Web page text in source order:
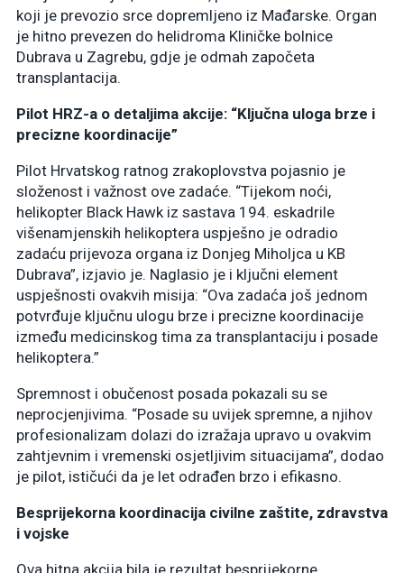
koji je prevozio srce dopremljeno iz Mađarske. Organ
je hitno prevezen do helidroma Kliničke bolnice
Dubrava u Zagrebu, gdje je odmah započeta
transplantacija.
Pilot HRZ-a o detaljima akcije: “Ključna uloga brze i
precizne koordinacije”
Pilot Hrvatskog ratnog zrakoplovstva pojasnio je
složenost i važnost ove zadaće. “Tijekom noći,
helikopter Black Hawk iz sastava 194. eskadrile
višenamjenskih helikoptera uspješno je odradio
zadaću prijevoza organa iz Donjeg Miholjca u KB
Dubrava”, izjavio je. Naglasio je i ključni element
uspješnosti ovakvih misija: “Ova zadaća još jednom
potvrđuje ključnu ulogu brze i precizne koordinacije
između medicinskog tima za transplantaciju i posade
helikoptera.”
Spremnost i obučenost posada pokazali su se
neprocjenjivima. “Posade su uvijek spremne, a njihov
profesionalizam dolazi do izražaja upravo u ovakvim
zahtjevnim i vremenski osjetljivim situacijama”, dodao
je pilot, ističući da je let odrađen brzo i efikasno.
Besprijekorna koordinacija civilne zaštite, zdravstva
i vojske
Ova hitna akcija bila je rezultat besprijekorne